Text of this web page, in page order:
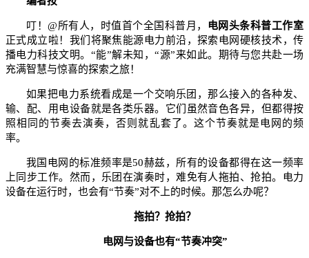
叮！@所有人，时值首个全国科普月， 电网头条科普工作室
正式成立啦！我们将聚焦能源电力前沿，探索电网硬核技术，传
播电力科技文明。“能”解未知，“源”来如此。期待与您共赴一场
充满智慧与惊喜的探索之旅！
如果把电力系统看成是一个交响乐团，那么接入的各种发、
输、配、用电设备就是各类乐器。它们虽然音色各异，但都得按
照相同的节奏去演奏，否则就乱套了。这个节奏就是电网的频
率。
我国电网的标准频率是50赫兹，所有的设备都得在这一频率
上同步工作。然而，乐团在演奏时，难免有人拖拍、抢拍。电力
设备在运行时，也会有“节奏”对不上的时候。那怎么办呢？
拖拍？抢拍？
电网与设备也有“节奏冲突”